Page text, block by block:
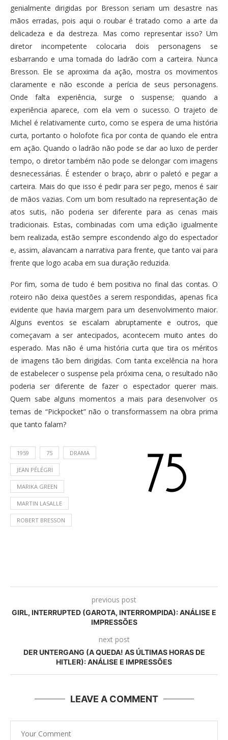
genialmente dirigidas por Bresson seriam um desastre nas
mãos erradas, pois aqui o roubar é tratado como a arte da
delicadeza e da destreza. Mas como representar isso? Um
diretor incompetente colocaria dois personagens se
esbarrando e uma tomada do ladrão com a carteira. Nunca
Bresson. Ele se aproxima da ação, mostra os movimentos
claramente e não esconde a perícia de seus personagens.
Onde falta experiência, surge o suspense; quando a
experiência aparece, com ela vem o sucesso. O trajeto de
Michel é relativamente curto, como se espera de uma história
curta, portanto o holofote fica por conta de quando ele entra
em ação. Quando o ladrão não pode se dar ao luxo de perder
tempo, o diretor também não pode se delongar com imagens
desnecessárias. É estender o braço, abrir o paletó e pegar a
carteira. Mais do que isso é pedir para ser pego, menos é sair
de mãos vazias. Com um bom resultado na representação de
atos sutis, não poderia ser diferente para as cenas mais
tradicionais. Estas, combinadas com uma edição igualmente
bem realizada, estão sempre escondendo algo do espectador
e, assim, alavancam a narrativa para frente, que tanto vai para
frente que logo acaba em sua duração reduzida.
Por fim, soma de tudo é bem positiva no final das contas. O
roteiro não deixa questões a serem respondidas, apenas fica
evidente que havia margem para um desenvolvimento maior.
Alguns eventos se escalam abruptamente e outros, que
começavam a ser antecipados, acontecem muito antes do
esperado. Mas não é uma história curta que tira os méritos
de imagens tão bem dirigidas. Com tanta excelência na hora
de estabelecer o suspense pela próxima cena, o resultado não
poderia ser diferente de fazer o espectador querer mais.
Quem sabe alguns momentos a mais para desenvolver os
temas de “Pickpocket” não o transformassem na obra prima
que tanto falam?
1959 75 DRAMA
JEAN PÉLÉGRI
MARIKA GREEN
MARTIN LASALLE
ROBERT BRESSON
previous post
GIRL, INTERRUPTED (GAROTA, INTERROMPIDA): ANÁLISE E
IMPRESSÕES
next post
DER UNTERGANG (A QUEDA! AS ÚLTIMAS HORAS DE
HITLER): ANÁLISE E IMPRESSÕES
LEAVE A COMMENT